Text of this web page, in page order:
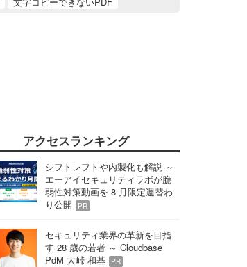
アクセスランキング
シフトレフトや内製化も解説 ～
エーアイセキュリティラボが脆
弱性対策動画を 8 月限定週替わ
り公開
PR
セキュリティ業界の革新を目指
す 28 歳の若者 ～ Cloudbase
PdM 大峠 和基
PR